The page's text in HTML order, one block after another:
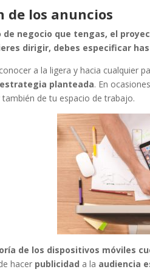
de los anuncios
de negocio que tengas, el
dirigir, debes especificar
a la ligera y hacia cualquier
planteada. En
de tu espacio de trabajo.
de los dispositivos móviles
hacer publicidad a la audiencia